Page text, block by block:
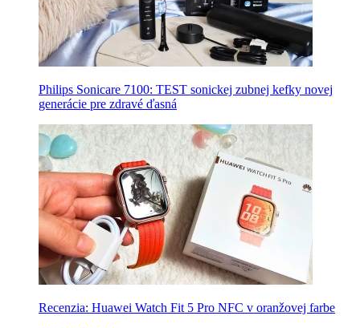
Philips Sonicare 7100: TEST sonickej zubnej kefky novej
generácie pre zdravé ďasná
Recenzia: Huawei Watch Fit 5 Pro NFC v oranžovej farbe